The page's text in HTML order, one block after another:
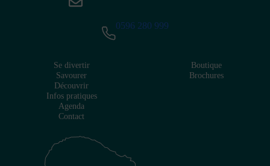
0596 280 999
Se divertir
Savourer
Découvrir
Infos pratiques
Agenda
Contact
Boutique
Brochures